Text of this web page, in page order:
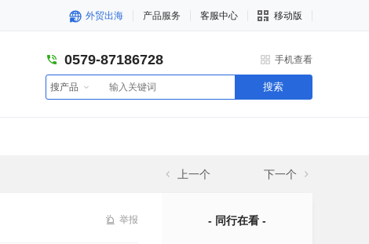
外贸出海 产品服务 客服中心 移动版
0579-87186728 手机查看
搜产品 搜索
上一个 下一个
举报 - 同行在看 -